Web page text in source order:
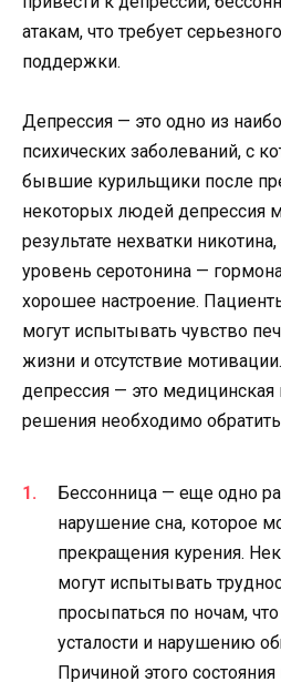
атакам, что требует
поддержки.
Депрессия — это одно из
психических заболеваний, с
бывшие курильщики после
некоторых людей депрессия
результате нехватки
уровень серотонина —
хорошее настроение.
могут испытывать чувство
жизни и отсутствие
депрессия — это
решения необходимо
Бессонница — еще одно
нарушение сна, которое
прекращения курения.
могут испытывать
просыпаться по ночам,
усталости и нарушению
Причиной этого